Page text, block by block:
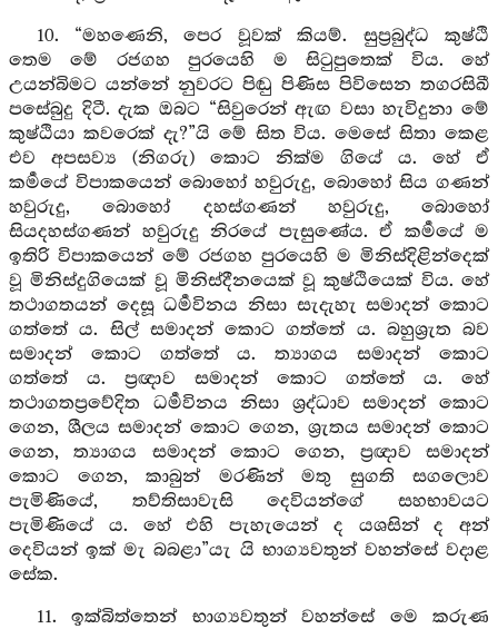
10. “මහණෙනි, පෙර වූවක් කියම්. සුප්‍රබුද්ධ කුෂ්ඨි
තෙම මේ රජගහ පුරයෙහි ම සිටුපුතෙක් විය. හේ
උයන්බිමට යන්නේ නුවරට පිඬු පිණිස පිවිසෙන තගරසිඛී
පසේබුදු දිටී. දැක ඔබට “සිවුරෙන් ඇඟ වසා හැවිදුනා මේ
කුෂ්ඨියා කවරෙක් දැ?”යි මේ සිත විය. මෙසේ සිතා කෙළ
එව අපසව්‍ය (නිගරු) කොට නික්ම ගියේ ය. හේ ඒ
කර්‍මයේ විපාකයෙන් බොහෝ හවුරුදු, බොහෝ සිය ගණන්
හවුරුදු, බොහෝ දහස්ගණන් හවුරුදු, බොහෝ
සියදහස්ගණන් හවුරුදු නිරයේ පැසුණේය. ඒ කර්‍මයේ ම
ඉතිරි විපාකයෙන් මේ රජගහ පුරයෙහි ම මිනිස්දිළින්දෙක්
වූ මිනිස්දුගියෙක් වූ මිනිස්දීනයෙක් වූ කුෂ්ඨියෙක් විය. හේ
තථාගතයන් දෙසූ ධර්‍මවිනය නිසා සැදැහැ සමාදන් කොට
ගත්තේ ය. සිල් සමාදන් කොට ගත්තේ ය. බහුශ්‍රුත බව
සමාදන් කොට ගත්තේ ය. ත්‍යාගය සමාදන් කොට
ගත්තේ ය. ප්‍රඥාව සමාදන් කොට ගත්තේ ය. හේ
තථාගතප්‍රවේදිත ධර්‍මවිනය නිසා ශ්‍රද්ධාව සමාදන් කොට
ගෙන, ශීලය සමාදන් කොට ගෙන, ශ්‍රැතය සමාදන් කොට
ගෙන, ත්‍යාගය සමාදන් කොට ගෙන, ප්‍රඥාව සමාදන්
කොට ගෙන, කාබුන් මරණින් මතු සුගති සගලොව
පැමිණියේ, තව්තිසාවැසි දෙවියන්ගේ සහභාවයට
පැමිණියේ ය. හේ එහි පැහැයෙන් ද යශසින් ද අන්
දෙවියන් ඉක් මැ බබළා”යැ යි භාග්‍යවතුන් වහන්සේ වදාළ
සේක.
11. ඉක්බිත්තෙන් භාග්‍යවතුන් වහන්සේ මෙ කරුණ